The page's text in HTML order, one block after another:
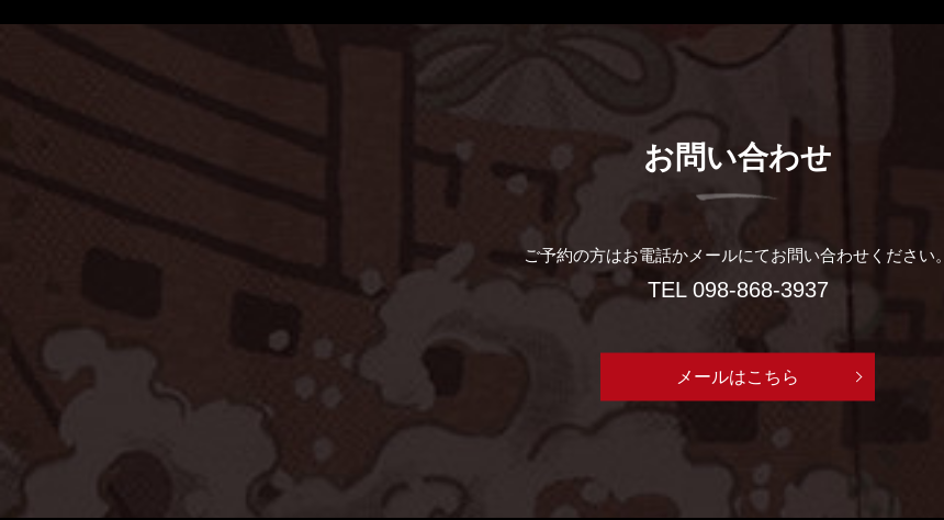
お問い合わせ
ご予約の方はお電話かメールにてお問い合わせください。
TEL 098-868-3937
メールはこちら